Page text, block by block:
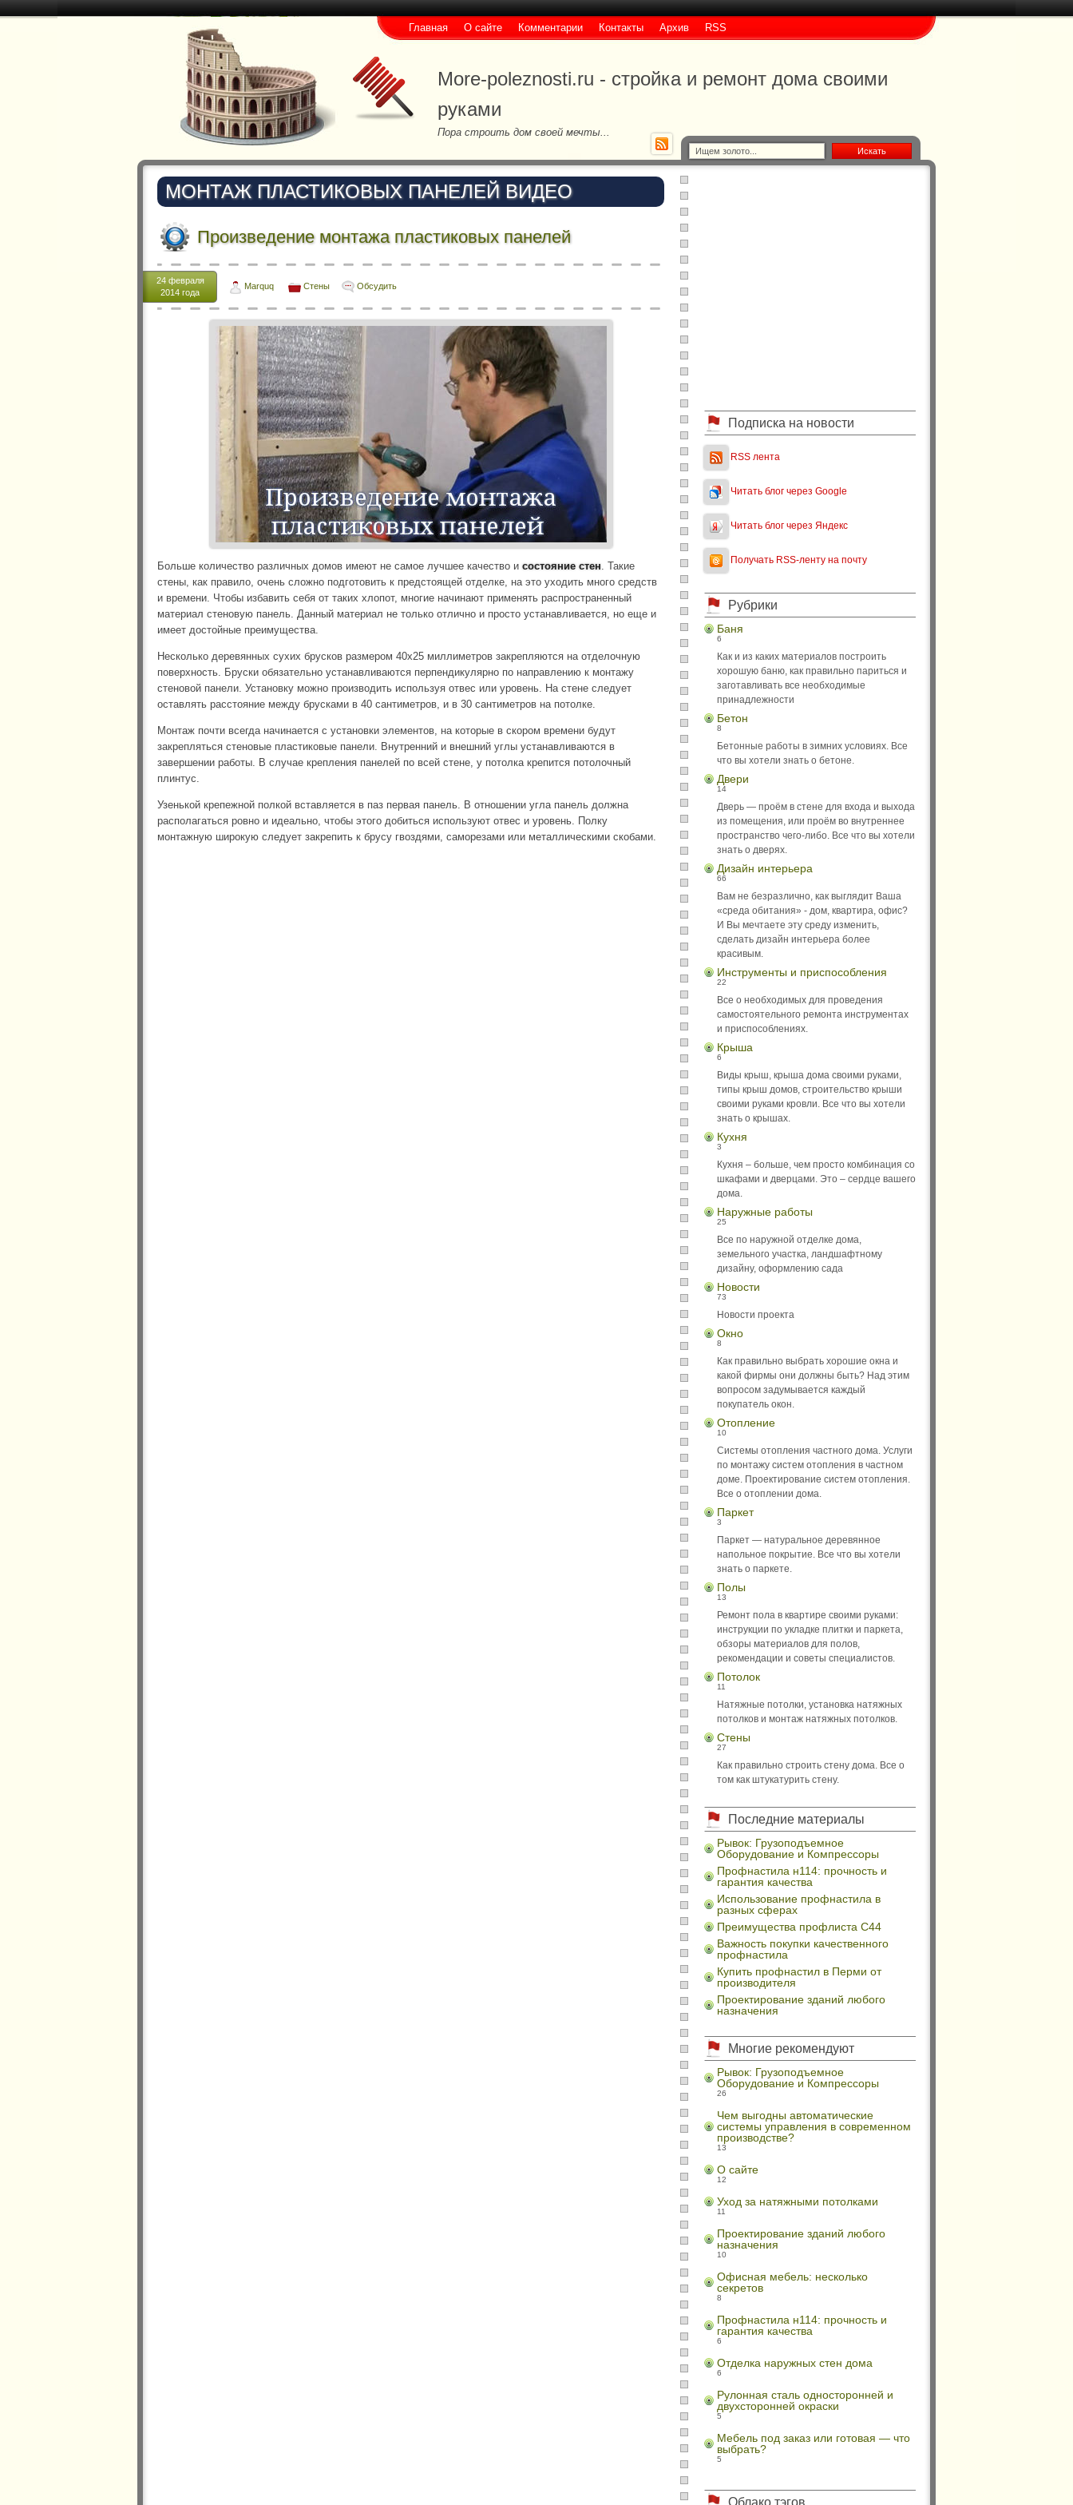
Искать
More-poleznosti.ru - стройка и ремонт дома своими
руками
Пора строить дом своей мечты...
Главная О сайте Комментарии Контакты Архив RSS
МОНТАЖ ПЛАСТИКОВЫХ ПАНЕЛЕЙ ВИДЕО
Произведение монтажа пластиковых панелей
24 февраля
2014 года
Marquq Стены Обсудить
Больше количество различных домов имеют не самое лучшее качество и состояние стен. Такие
стены, как правило, очень сложно подготовить к предстоящей отделке, на это уходить много средств
и времени. Чтобы избавить себя от таких хлопот, многие начинают применять распространенный
материал стеновую панель. Данный материал не только отлично и просто устанавливается, но еще и
имеет достойные преимущества.
Несколько деревянных сухих брусков размером 40х25 миллиметров закрепляются на отделочную
поверхность. Бруски обязательно устанавливаются перпендикулярно по направлению к монтажу
стеновой панели. Установку можно производить используя отвес или уровень. На стене следует
оставлять расстояние между брусками в 40 сантиметров, и в 30 сантиметров на потолке.
Монтаж почти всегда начинается с установки элементов, на которые в скором времени будут
закрепляться стеновые пластиковые панели. Внутренний и внешний углы устанавливаются в
завершении работы. В случае крепления панелей по всей стене, у потолка крепится потолочный
плинтус.
Узенькой крепежной полкой вставляется в паз первая панель. В отношении угла панель должна
располагаться ровно и идеально, чтобы этого добиться используют отвес и уровень. Полку
монтажную широкую следует закрепить к брусу гвоздями, саморезами или металлическими скобами.
Подписка на новости
RSS лента
Читать блог через Google
Читать блог через Яндекс
Получать RSS-ленту на почту
Рубрики
Баня
6
Как и из каких материалов построить
хорошую баню, как правильно париться и
заготавливать все необходимые
принадлежности
Бетон
8
Бетонные работы в зимних условиях. Все
что вы хотели знать о бетоне.
Двери
14
Дверь — проём в стене для входа и выхода
из помещения, или проём во внутреннее
пространство чего-либо. Все что вы хотели
знать о дверях.
Дизайн интерьера
66
Вам не безразлично, как выглядит Ваша
«среда обитания» - дом, квартира, офис?
И Вы мечтаете эту среду изменить,
сделать дизайн интерьера более
красивым.
Инструменты и приспособления
22
Все о необходимых для проведения
самостоятельного ремонта инструментах
и приспособлениях.
Крыша
6
Виды крыш, крыша дома своими руками,
типы крыш домов, строительство крыши
своими руками кровли. Все что вы хотели
знать о крышах.
Кухня
3
Кухня – больше, чем просто комбинация со
шкафами и дверцами. Это – сердце вашего
дома.
Наружные работы
25
Все по наружной отделке дома,
земельного участка, ландшафтному
дизайну, оформлению сада
Новости
73
Новости проекта
Окно
8
Как правильно выбрать хорошие окна и
какой фирмы они должны быть? Над этим
вопросом задумывается каждый
покупатель окон.
Отопление
10
Системы отопления частного дома. Услуги
по монтажу систем отопления в частном
доме. Проектирование систем отопления.
Все о отоплении дома.
Паркет
3
Паркет — натуральное деревянное
напольное покрытие. Все что вы хотели
знать о паркете.
Полы
13
Ремонт пола в квартире своими руками:
инструкции по укладке плитки и паркета,
обзоры материалов для полов,
рекомендации и советы специалистов.
Потолок
11
Натяжные потолки, установка натяжных
потолков и монтаж натяжных потолков.
Стены
27
Как правильно строить стену дома. Все о
том как штукатурить стену.
Последние материалы
Рывок: Грузоподъемное
Оборудование и Компрессоры
Профнастила н114: прочность и
гарантия качества
Использование профнастила в
разных сферах
Преимущества профлиста С44
Важность покупки качественного
профнастила
Купить профнастил в Перми от
производителя
Проектирование зданий любого
назначения
Многие рекомендуют
Рывок: Грузоподъемное
Оборудование и Компрессоры
26
Чем выгодны автоматические
системы управления в современном
производстве?
13
О сайте
12
Уход за натяжными потолками
11
Проектирование зданий любого
назначения
10
Офисная мебель: несколько
секретов
8
Профнастила н114: прочность и
гарантия качества
6
Отделка наружных стен дома
6
Рулонная сталь односторонней и
двухсторонней окраски
5
Мебель под заказ или готовая — что
выбрать?
5
Облако тэгов